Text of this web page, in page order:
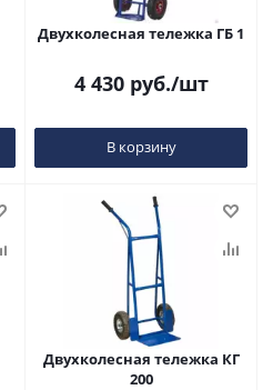
Двухколесная тележка ГБ 1
4 430руб./шт
В корзину
Двухколесная тележка КГ
200